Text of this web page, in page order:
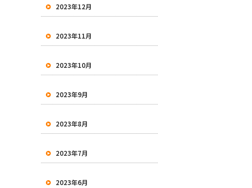
2023年12月
2023年11月
2023年10月
2023年9月
2023年8月
2023年7月
2023年6月